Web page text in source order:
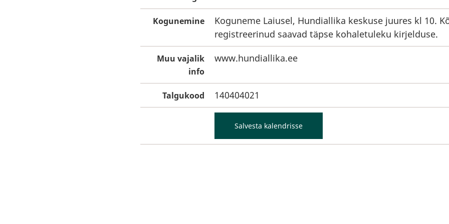
Kogunemine
Koguneme Laiusel, Hundiallika keskuse juures kl 10.
registreerinud saavad täpse kohaletuleku kirjelduse.
Muu vajalik
info
www.hundiallika.ee
Talgukood 140404021
Salvesta kalendrisse